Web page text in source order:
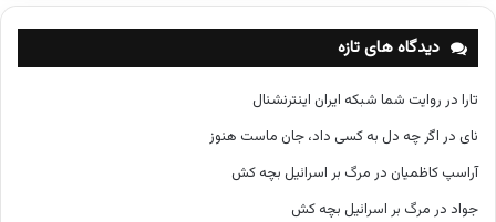
ه‌
ه
دیدگاه های تازه
تارا در روایت شما شبکه ایران اینترنشنال
نای در اگر چه دل به کسی داد، جان ماست هنوز
آراسپ کاظمیان در مرگ بر اسرائیل بچه کش
جواد در مرگ بر اسرائیل بچه کش